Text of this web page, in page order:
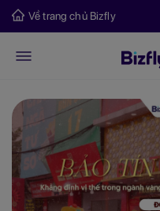
Về trang chủ Bizfly